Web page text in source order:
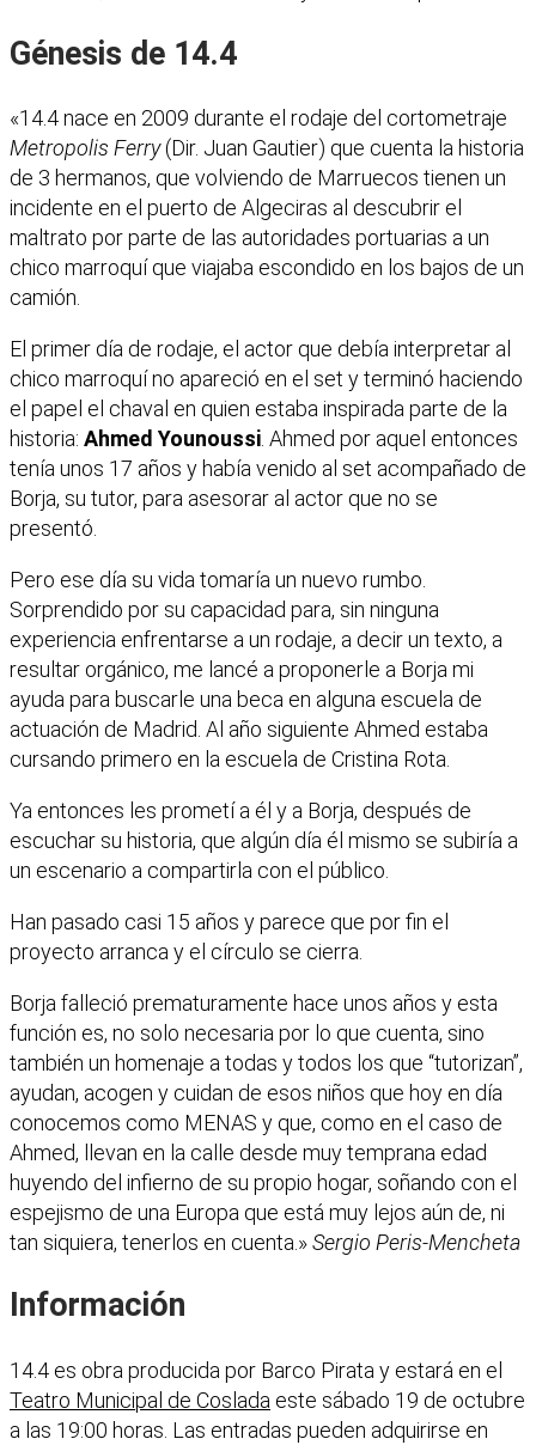
Génesis de 14.4
«14.4 nace en 2009 durante el rodaje del cortometraje
Metropolis Ferry(Dir. Juan Gautier) que cuenta la historia
de 3 hermanos, que volviendo de Marruecos tienen un
incidente en el puerto de Algeciras al descubrir el
maltrato por parte de las autoridades portuarias a un
chico marroquí que viajaba escondido en los bajos de un
camión.
El primer día de rodaje, el actor que debía interpretar al
chico marroquí no apareció en el set y terminó haciendo
el papel el chaval en quien estaba inspirada parte de la
historia: Ahmed Younoussi . Ahmed por aquel entonces
tenía unos 17 años y había venido al set acompañado de
Borja, su tutor, para asesorar al actor que no se
presentó.
Pero ese día su vida tomaría un nuevo rumbo.
Sorprendido por su capacidad para, sin ninguna
experiencia enfrentarse a un rodaje, a decir un texto, a
resultar orgánico, me lancé a proponerle a Borja mi
ayuda para buscarle una beca en alguna escuela de
actuación de Madrid. Al año siguiente Ahmed estaba
cursando primero en la escuela de Cristina Rota.
Ya entonces les prometí a él y a Borja, después de
escuchar su historia, que algún día él mismo se subiría a
un escenario a compartirla con el público.
Han pasado casi 15 años y parece que por fin el
proyecto arranca y el círculo se cierra.
Borja falleció prematuramente hace unos años y esta
función es, no solo necesaria por lo que cuenta, sino
también un homenaje a todas y todos los que “tutorizan”,
ayudan, acogen y cuidan de esos niños que hoy en día
conocemos como MENAS y que, como en el caso de
Ahmed, llevan en la calle desde muy temprana edad
huyendo del infierno de su propio hogar, soñando con el
espejismo de una Europa que está muy lejos aún de, ni
tan siquiera, tenerlos en cuenta.»Sergio Peris-Mencheta
Información
14.4 es obra producida por Barco Pirata y estará en el
Teatro Municipal de Coslada este sábado 19 de octubre
a las 19:00 horas. Las entradas pueden adquirirse en